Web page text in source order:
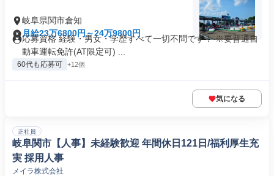
岐阜県関市倉知
月給23万6800円～24万9800円
応募資格 経験・男女・学歴すべて一切不問です！ ※要普通自
動車運転免許(AT限定可) ...
60代も応募可 +12個
気になる
正社員
岐阜関市【人事】未経験歓迎 年間休日121日/福利厚生充
実 採用人事
メイラ株式会社